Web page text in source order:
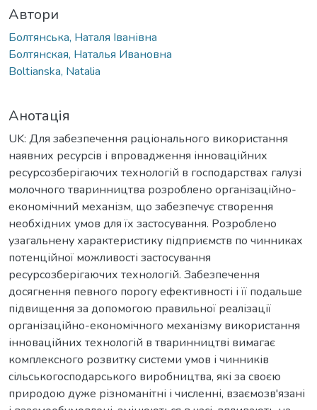
Автори
Болтянська, Наталя Іванівна
Болтянская, Наталья Ивановна
Boltіanska, Natalia
Анотація
UK: Для забезпечення раціонального використання
наявних ресурсів і впровадження інноваційних
ресурсозберігаючих технологій в господарствах галузі
молочного тваринництва розроблено організаційно-
економічний механізм, що забезпечує створення
необхідних умов для їх застосування. Розроблено
узагальнену характеристику підприємств по чинниках
потенційної можливості застосування
ресурсозберігаючих технологій. Забезпечення
досягнення певного порогу ефективності і її подальше
підвищення за допомогою правильної реалізації
організаційно-економічного механізму використання
інноваційних технологій в тваринництві вимагає
комплексного розвитку системи умов і чинників
сільськогосподарського виробництва, які за своєю
природою дуже різноманітні і численні, взаємозв'язані